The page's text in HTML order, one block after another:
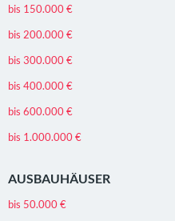
bis 150.000 €
bis 200.000 €
bis 300.000 €
bis 400.000 €
bis 600.000 €
bis 1.000.000 €
AUSBAUHÄUSER
bis 50.000 €